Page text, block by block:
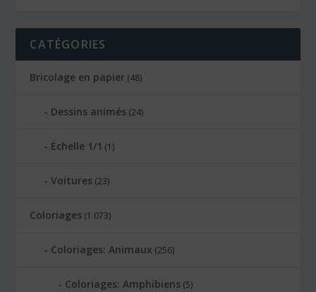
CATÉGORIES
Bricolage en papier (48)
Dessins animés (24)
Échelle 1/1 (1)
Voitures (23)
Coloriages (1 073)
Coloriages: Animaux (256)
Coloriages: Amphibiens (5)